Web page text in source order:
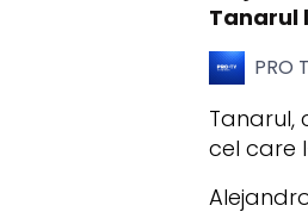
Tanarul
PRO
Tanarul,
cel care